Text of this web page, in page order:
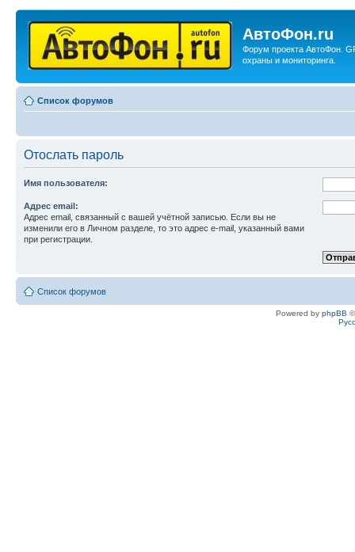
АвтоФон.ru
Форум проекта АвтоФон.
охраны и мониторинга.
Список форумов
Отослать пароль
Имя пользователя:
Адрес email:
Адрес email, связанный с вашей учётной записью. Если вы не
изменили его в Личном разделе, то это адрес e-mail, указанный вами
при регистрации.
Список форумов
Powered by phpBB